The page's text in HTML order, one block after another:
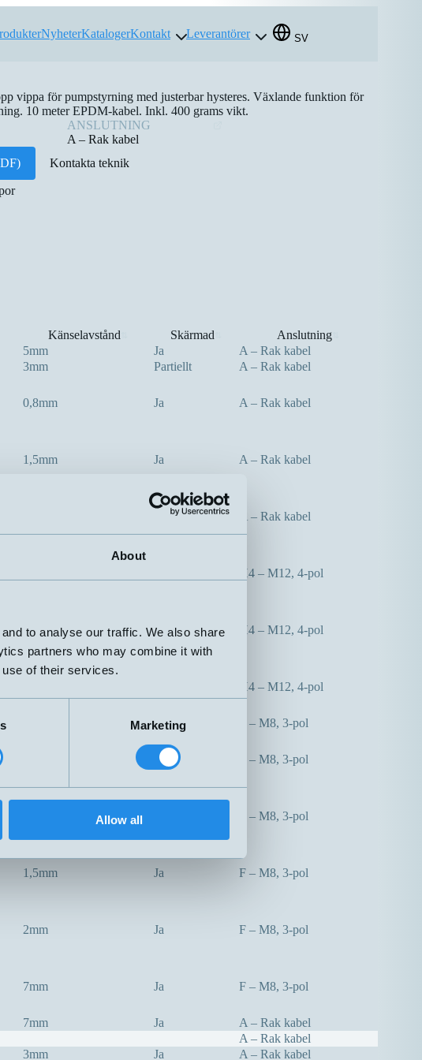
About
to analyse our traffic. We also share
partners who may combine it with
use of their services.
Marketing
Allow all
NyheterKatalogerKontakt Leverantörer SV
vippa för pumpstyrning med justerbar hysteres. Växlande funktion för
10 meter EPDM-kabel. Inkl. 400 grams vikt.
ANSLUTNING
A – Rak kabel
Kontakta teknik
Känselavstånd Skärmad Anslutning
5mm Ja
A – Rak kabel
3mm Partiellt A – Rak kabel
0,8mm
Ja A – Rak kabel
1,5mm
Ja A – Rak kabel
A – Rak kabel
H4 – M12, 4-pol
20mm
Ja H4 – M12, 4-pol
H4 – M12, 4-pol
Partiellt F – M8, 3-pol
Ja F – M8, 3-pol
F – M8, 3-pol
1,5mm
Ja F – M8, 3-pol
2mm
Ja F – M8, 3-pol
7mm
Ja F – M8, 3-pol
7mm Ja
A – Rak kabel
A – Rak kabel
3mm Ja A – Rak kabel